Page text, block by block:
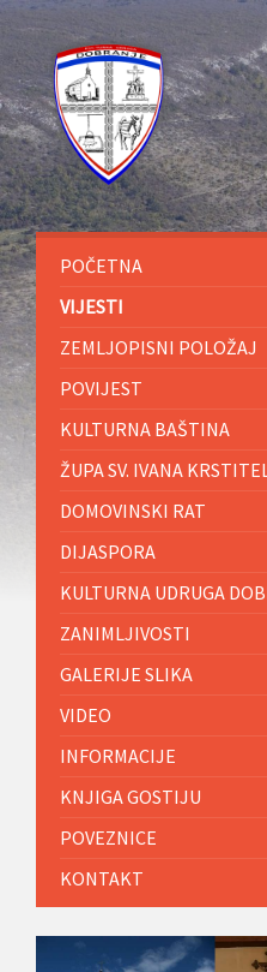
POČETNA
VIJESTI
ZEMLJOPISNI POLOŽAJ
POVIJEST
KULTURNA BAŠTINA
ŽUPA SV. IVANA
DOMOVINSKI RAT
DIJASPORA
KULTURNA UDRUGA
ZANIMLJIVOSTI
GALERIJE SLIKA
VIDEO
INFORMACIJE
KNJIGA GOSTIJU
POVEZNICE
KONTAKT